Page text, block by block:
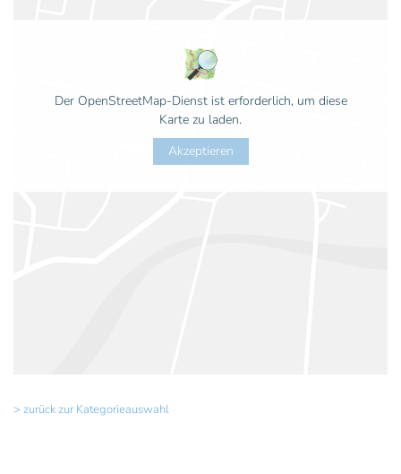
Der OpenStreetMap-Dienst ist erforderlich, um diese
Karte zu laden.
Akzeptieren
> zurück zur Kategorieauswahl